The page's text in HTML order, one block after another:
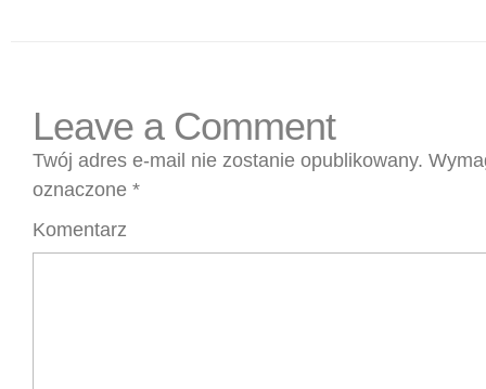
Leave a Comment
Twój adres e-mail nie zostanie opublikowany.
oznaczone *
Komentarz